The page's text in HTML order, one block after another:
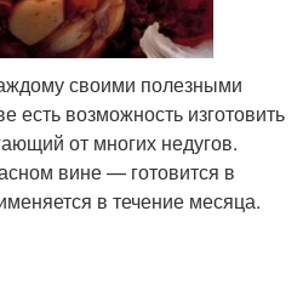
своими полезными
есть возможность изготовить
от многих недугов.
вине — готовится в
в течение месяца.